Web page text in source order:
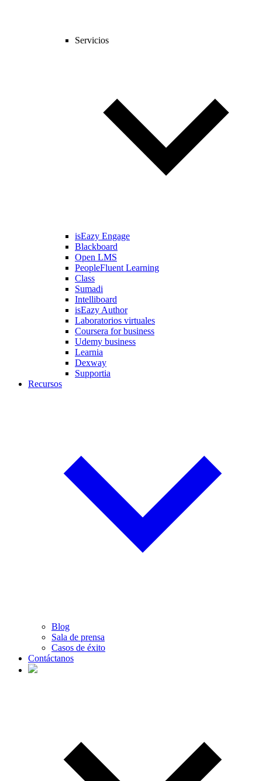
Servicios
isEazy Engage
Blackboard
Open LMS
PeopleFluent Learning
Class
Sumadi
Intelliboard
isEazy Author
Laboratorios virtuales
Coursera for business
Udemy business
Learnia
Dexway
Supportia
Recursos
Blog
Sala de prensa
Casos de éxito
Contáctanos